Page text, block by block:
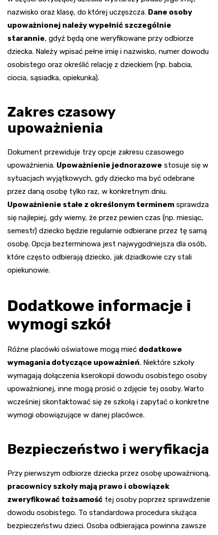
nazwisko oraz klasę, do której uczęszcza. Dane osoby
upoważnionej należy wypełnić szczególnie
starannie, gdyż będą one weryfikowane przy odbiorze
dziecka. Należy wpisać pełne imię i nazwisko, numer dowodu
osobistego oraz określić relację z dzieckiem (np. babcia,
ciocia, sąsiadka, opiekunka).
Zakres czasowy
upoważnienia
Dokument przewiduje trzy opcje zakresu czasowego
upoważnienia. Upoważnienie jednorazowe stosuje się w
sytuacjach wyjątkowych, gdy dziecko ma być odebrane
przez daną osobę tylko raz, w konkretnym dniu.
Upoważnienie stałe z określonym terminem sprawdza
się najlepiej, gdy wiemy, że przez pewien czas (np. miesiąc,
semestr) dziecko będzie regularnie odbierane przez tę samą
osobę. Opcja bezterminowa jest najwygodniejsza dla osób,
które często odbierają dziecko, jak dziadkowie czy stali
opiekunowie.
Dodatkowe informacje i
wymogi szkół
Różne placówki oświatowe mogą mieć dodatkowe
wymagania dotyczące upoważnień. Niektóre szkoły
wymagają dołączenia kserokopii dowodu osobistego osoby
upoważnionej, inne mogą prosić o zdjęcie tej osoby. Warto
wcześniej skontaktować się ze szkołą i zapytać o konkretne
wymogi obowiązujące w danej placówce.
Bezpieczeństwo i weryfikacja
Przy pierwszym odbiorze dziecka przez osobę upoważnioną,
pracownicy szkoły mają prawo i obowiązek
zweryfikować tożsamość tej osoby poprzez sprawdzenie
dowodu osobistego. To standardowa procedura służąca
bezpieczeństwu dzieci. Osoba odbierająca powinna zawsze